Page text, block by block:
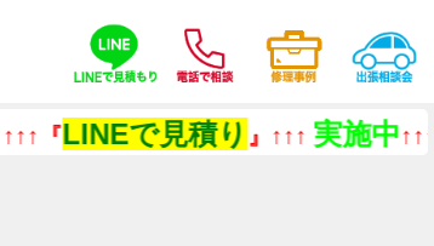
↑↑↑『 LINEで見積り』↑↑↑実施中↑↑↑